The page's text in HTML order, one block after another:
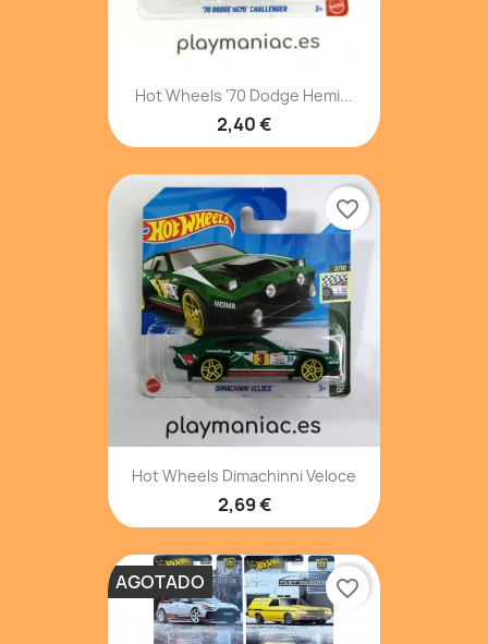
Hot Wheels '70 Dodge Hemi...
2,40 €
Hot Wheels Dimachinni Veloce
2,69 €
favorite_border
AGOTADO favorite_border